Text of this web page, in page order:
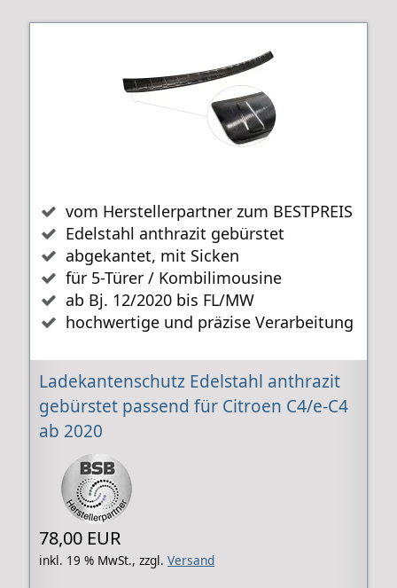
vom Herstellerpartner zum BESTPREIS
Edelstahl anthrazit gebürstet
abgekantet, mit Sicken
für 5-Türer / Kombilimousine
ab Bj. 12/2020 bis FL/MW
hochwertige und präzise Verarbeitung
Ladekantenschutz Edelstahl anthrazit
gebürstet passend für Citroen C4/e-C4
ab 2020
78,00 EUR
inkl. 19 % MwSt., zzgl. Versand